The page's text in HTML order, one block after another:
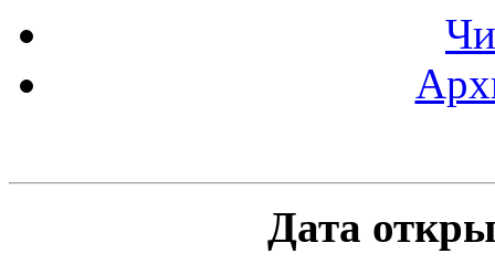
Дата